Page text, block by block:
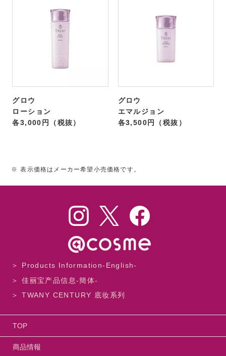
グロウ
ローション
各3,000円（税抜）
グロウ
エマルジョン
各3,500円（税抜）
※ 表示価格はメーカー希望小売価格です。
＞ Products Information-English-
＞ 佳丽宝产品信息-簡体-
＞ TWANY CENTURY 底妆系列
TOP
商品情報